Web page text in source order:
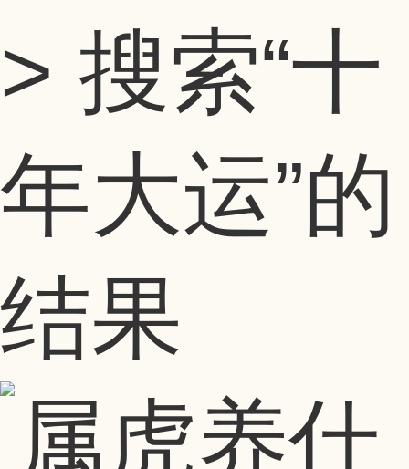
> 搜索“十
年大运”的
结果